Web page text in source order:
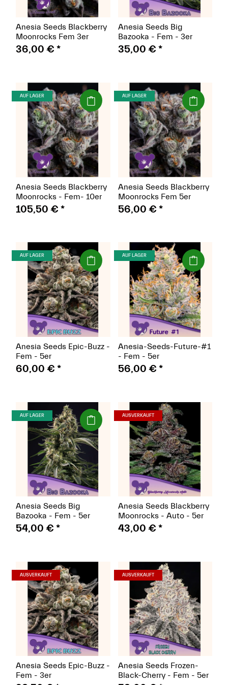
Anesia Seeds Blackberry
Moonrocks Fem 3er
36,00 € *
Anesia Seeds Big
Bazooka - Fem - 3er
35,00 € *
AUF LAGER (Seeds)
Anesia Seeds Blackberry
Moonrocks - Fem- 10er
105,50 € *
AUF LAGER (Seeds)
Anesia Seeds Blackberry
Moonrocks Fem 5er
56,00 € *
AUF LAGER (Seeds)
Anesia Seeds Epic-Buzz -
Fem - 5er
60,00 € *
AUF LAGER (Seeds)
Anesia-Seeds-Future-#1
- Fem - 5er
56,00 € *
AUF LAGER (Seeds)
Anesia Seeds Big
Bazooka - Fem - 5er
54,00 € *
AUSVERKAUFT
Anesia Seeds Blackberry
Moonrocks - Auto - 5er
43,00 € *
AUSVERKAUFT (Seeds)
Anesia Seeds Epic-Buzz -
Fem - 3er
AUSVERKAUFT
Anesia Seeds Frozen-
Black-Cherry - Fem - 5er